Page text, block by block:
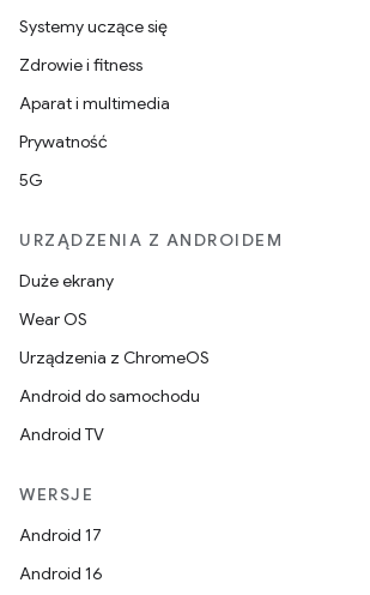
Systemy uczące się
Zdrowie i fitness
Aparat i multimedia
Prywatność
5G
URZĄDZENIA Z ANDROIDEM
Duże ekrany
Wear OS
Urządzenia z ChromeOS
Android do samochodu
Android TV
WERSJE
Android 17
Android 16